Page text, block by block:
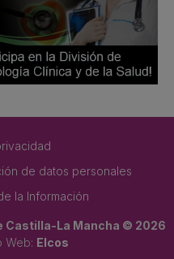
de datos personales
la Información
Castilla-La Mancha © 2026
Web: Elcos